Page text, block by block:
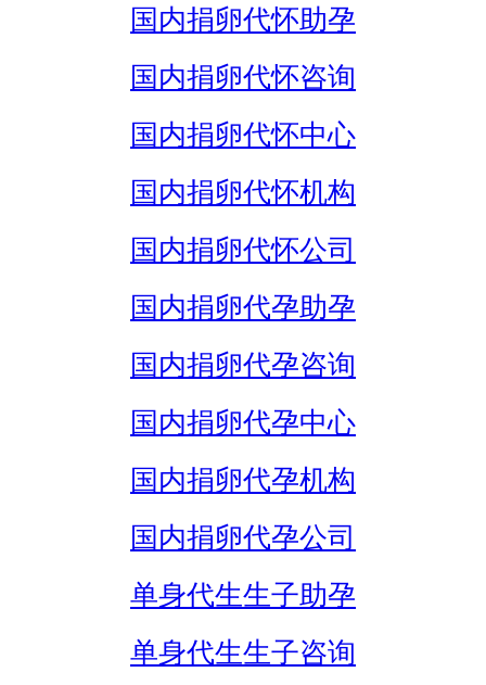
国内捐卵代怀助孕
国内捐卵代怀咨询
国内捐卵代怀中心
国内捐卵代怀机构
国内捐卵代怀公司
国内捐卵代孕助孕
国内捐卵代孕咨询
国内捐卵代孕中心
国内捐卵代孕机构
国内捐卵代孕公司
单身代生生子助孕
单身代生生子咨询